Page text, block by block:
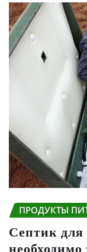
ПРОДУКТЫ
Септик для